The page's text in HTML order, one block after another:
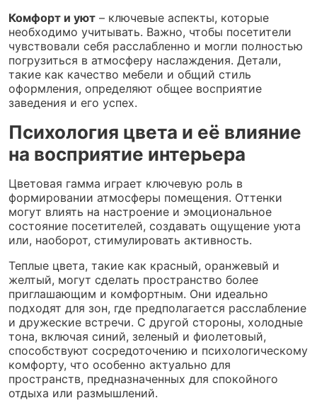
Комфорт и уют – ключевые аспекты, которые
необходимо учитывать. Важно, чтобы посетители
чувствовали себя расслабленно и могли полностью
погрузиться в атмосферу наслаждения. Детали,
такие как качество мебели и общий стиль
оформления, определяют общее восприятие
заведения и его успех.
Психология цвета и её влияние
на восприятие интерьера
Цветовая гамма играет ключевую роль в
формировании атмосферы помещения. Оттенки
могут влиять на настроение и эмоциональное
состояние посетителей, создавать ощущение уюта
или, наоборот, стимулировать активность.
Теплые цвета, такие как красный, оранжевый и
желтый, могут сделать пространство более
приглашающим и комфортным. Они идеально
подходят для зон, где предполагается расслабление
и дружеские встречи. С другой стороны, холодные
тона, включая синий, зеленый и фиолетовый,
способствуют сосредоточению и психологическому
комфорту, что особенно актуально для
пространств, предназначенных для спокойного
отдыха или размышлений.